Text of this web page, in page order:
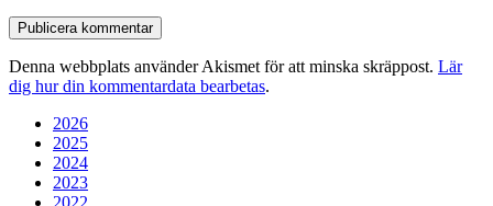
Denna webbplats använder Akismet för att minska skräppost. Lär
dig hur din kommentardata bearbetas.
2026
2025
2024
2023